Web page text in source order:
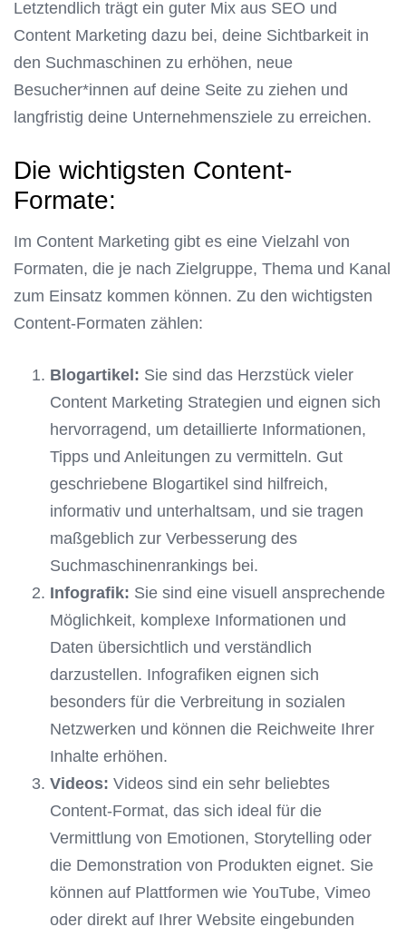
Letztendlich trägt ein guter Mix aus SEO und
Content Marketing dazu bei, deine Sichtbarkeit in
den Suchmaschinen zu erhöhen, neue
Besucher*innen auf deine Seite zu ziehen und
langfristig deine Unternehmensziele zu erreichen.
Die wichtigsten Content-
Formate:
Im Content Marketing gibt es eine Vielzahl von
Formaten, die je nach Zielgruppe, Thema und Kanal
zum Einsatz kommen können. Zu den wichtigsten
Content-Formaten zählen:
Blogartikel: Sie sind das Herzstück vieler
Content Marketing Strategien und eignen sich
hervorragend, um detaillierte Informationen,
Tipps und Anleitungen zu vermitteln. Gut
geschriebene Blogartikel sind hilfreich,
informativ und unterhaltsam, und sie tragen
maßgeblich zur Verbesserung des
Suchmaschinenrankings bei.
Infografik: Sie sind eine visuell ansprechende
Möglichkeit, komplexe Informationen und
Daten übersichtlich und verständlich
darzustellen. Infografiken eignen sich
besonders für die Verbreitung in sozialen
Netzwerken und können die Reichweite Ihrer
Inhalte erhöhen.
Videos: Videos sind ein sehr beliebtes
Content-Format, das sich ideal für die
Vermittlung von Emotionen, Storytelling oder
die Demonstration von Produkten eignet. Sie
können auf Plattformen wie YouTube, Vimeo
oder direkt auf Ihrer Website eingebunden